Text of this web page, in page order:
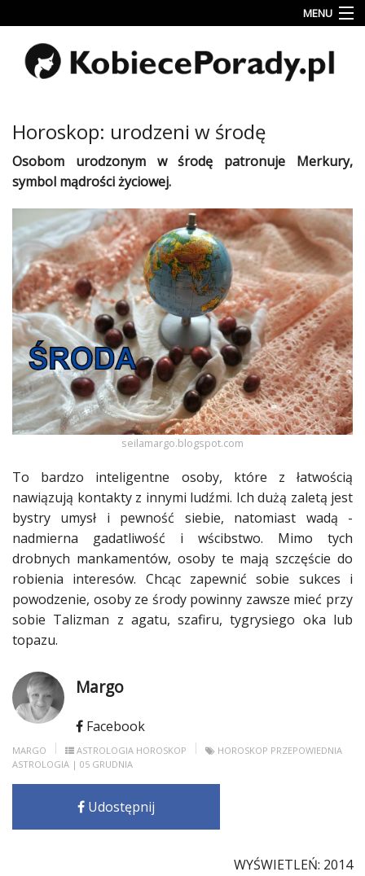
MENU
Uroda
Miłość
&
Dziecko
Przepisy
kulinarne
Kobiece
Wyznania
Wnętrza
Fitness
Ślub
&
Wesele
Zakupy
Kultura
Porady
ekspertów
Strefa
Blogerek
Konkursy
Recenzje
Studniówka
Dodaj
«
Dodaj
Horoskop: urodzeni w środę
Osobom urodzonymw środę patronuje Merkury,
symbol mądrościżyciowej.
seilamargo.blogspot.com
To bardzo inteligentne osoby, które z łatwością
nawiązują kontakty z innymi ludźmi. Ich dużą zaletą jest
bystry umysł i pewność siebie, natomiast wadą -
nadmierna gadatliwość i wścibstwo. Mimo tych
drobnych mankamentów, osoby te mająszczęście do
robienia interesów. Chcąc zapewnić sobie sukces i
powodzenie, osoby ze środy powinny zawsze mieć przy
sobie Talizman z agatu, szafiru, tygrysiego oka lub
topazu.
Margo
Facebook
MARGO ASTROLOGIA HOROSKOP HOROSKOP PRZEPOWIEDNIA
ASTROLOGIA | 05 GRUDNIA
Udostępnij
WYŚWIETLEŃ: 2014